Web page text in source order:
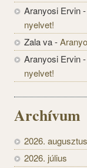
Aranyosi Ervin-
nyelvet!
Zala va-
Aranyosi Ervin-
nyelvet!
Archívum
2026. augusztus
2026. július